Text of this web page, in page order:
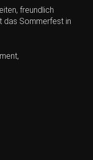
freundlich
das Sommerfest in